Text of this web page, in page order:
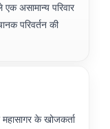
असामान्य परिवार
परिवर्तन की
के खोजकर्ता